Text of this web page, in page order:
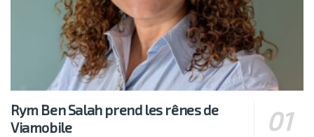
Rym Ben Salah prend les rênes de
Viamobile